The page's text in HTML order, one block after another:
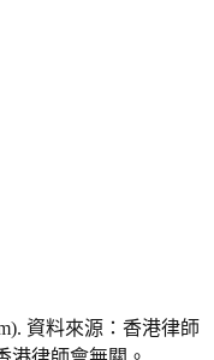
資料來源：香港律師